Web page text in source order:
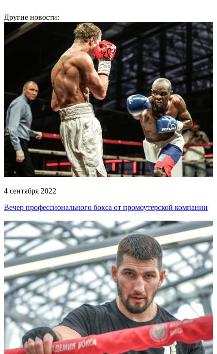
Другие новости:
4 сентября 2022
Вечер профессионального бокса от промоутерской компании